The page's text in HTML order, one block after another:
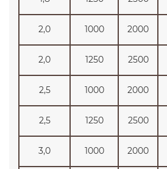
2,0 1000 2000
2,0 1250 2500
2,5 1000 2000
2,5 1250 2500
3,0 1000 2000